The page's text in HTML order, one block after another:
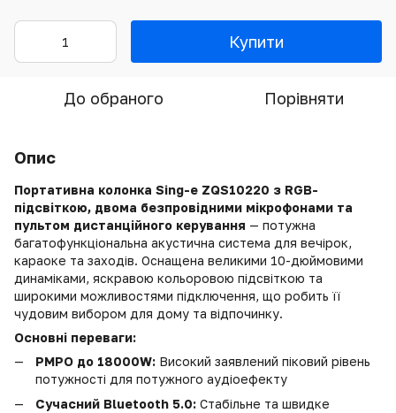
Купити
До обраного Порівняти
Опис
Портативна колонка Sing-e ZQS10220 з RGB-
підсвіткою, двома безпровідними мікрофонами та
пультом дистанційного керування — потужна
багатофункціональна акустична система для вечірок,
караоке та заходів. Оснащена великими 10-дюймовими
динаміками, яскравою кольоровою підсвіткою та
широкими можливостями підключення, що робить її
чудовим вибором для дому та відпочинку.
Основні переваги:
PMPO до 18000W: Високий заявлений піковий рівень
потужності для потужного аудіоефекту
Сучасний Bluetooth 5.0: Стабільне та швидке